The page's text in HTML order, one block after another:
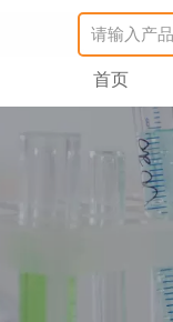
首页